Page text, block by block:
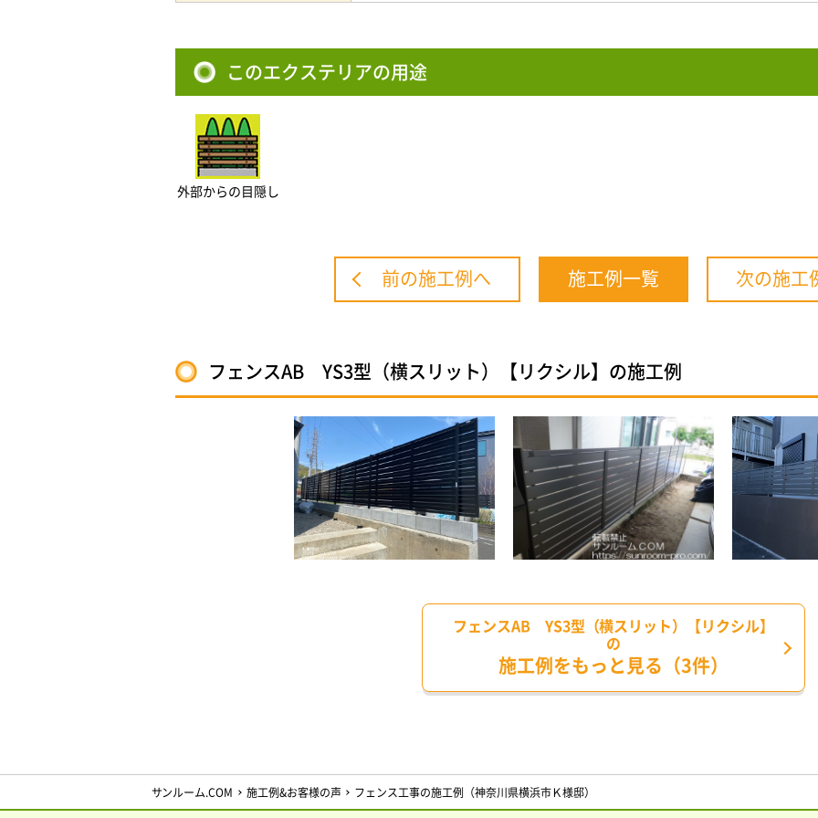
このエクステリアの用途
外部からの目隠し
前の施工例へ 施工例一覧 次の施工
フェンスAB YS3型（横スリット）【リクシル】の施工例
フェンスAB YS3型（横スリット）【リクシル】
の
施工例をもっと見る（3件）
サンルーム.COM 施工例&お客様の声 フェンス工事の施工例（神奈川県横浜市Ｋ様邸）